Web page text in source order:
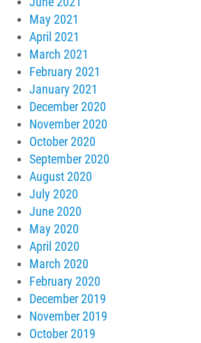
May 2021
April 2021
March 2021
February 2021
January 2021
December 2020
November 2020
October 2020
September 2020
August 2020
July 2020
June 2020
May 2020
April 2020
March 2020
February 2020
December 2019
November 2019
October 2019